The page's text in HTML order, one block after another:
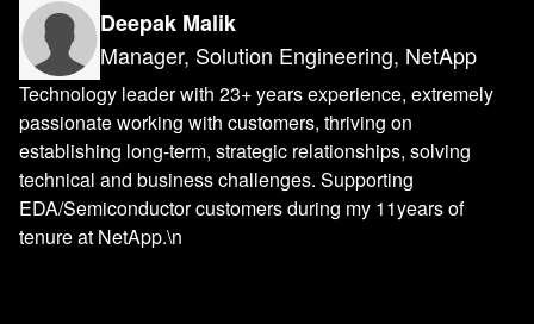
Deepak Malik
Manager, Solution Engineering, NetApp
Technology leader with 23+ years experience, extremely
passionate working with customers, thriving on
establishing long-term, strategic relationships, solving
technical and business challenges. Supporting
EDA/Semiconductor customers during my 11years of
tenure at NetApp.\n